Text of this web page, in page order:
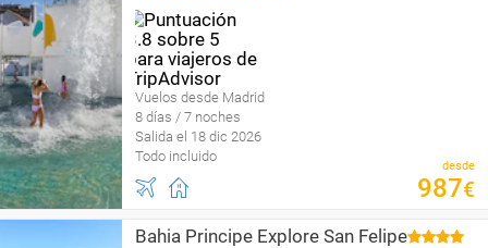
Vuelos desde Madrid
8 días / 7 noches
Salida el 18 dic 2026
Todo incluido
desde
987€
Bahia Principe Explore San Felipe